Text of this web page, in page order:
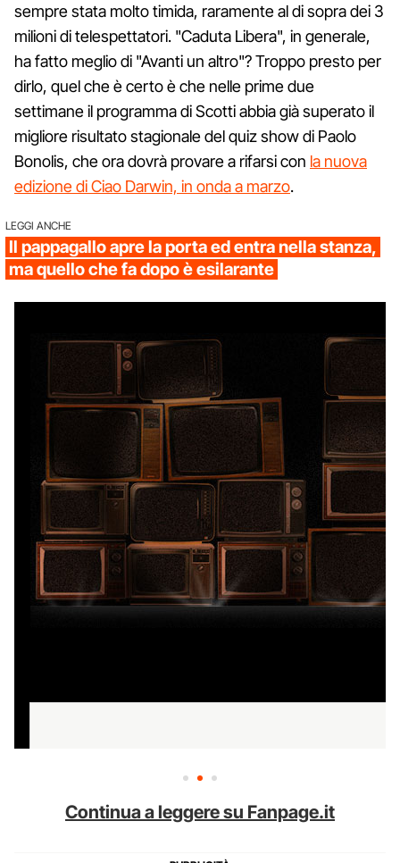
sempre stata molto timida, raramente al di sopra dei 3
milioni di telespettatori. "Caduta Libera", in generale,
ha fatto meglio di "Avanti un altro"? Troppo presto per
dirlo, quel che è certo è che nelle prime due
settimane il programma di Scotti abbia già superato il
migliore risultato stagionale del quiz show di Paolo
Bonolis, che ora dovrà provare a rifarsi con la nuova
edizione di Ciao Darwin, in onda a marzo.
LEGGI ANCHE
Il pappagallo apre la porta ed entra nella stanza,
ma quello che fa dopo è esilarante
Continua a leggere su Fanpage.it